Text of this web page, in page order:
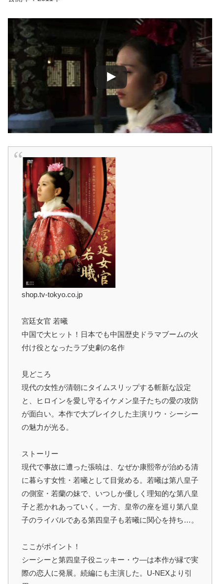
shop.tv-tokyo.co.jp
宮廷女官 若曦
中国で大ヒット！日本でも中国歴史ドラマブームの火
付け役となったラブ史劇の名作
見どころ
現代の女性が清朝にタイムスリップする斬新な設定
と、ヒロインを愛し守るイケメン皇子たちの愛の攻防
が面白い。本作で大ブレイクした主演リウ・シーシー
の魅力が光る。
ストーリー
現代で事故に遭った張暁は、なぜか康熙帝が治める清
に暮らす女性・若曦として目覚める。若曦は第八皇子
の側室・若蘭の妹で、いつしか優しく理知的な第八皇
子と惹かれあっていく。一方、皇帝の座を巡り第八皇
子のライバルである第四皇子も若曦に関心を持ち…。
ここがポイント！
シーシーと第四皇子役ニッキー・ウ―は本作が縁で実
際の恋人に発展。続編にも主演した。U-NEXより引